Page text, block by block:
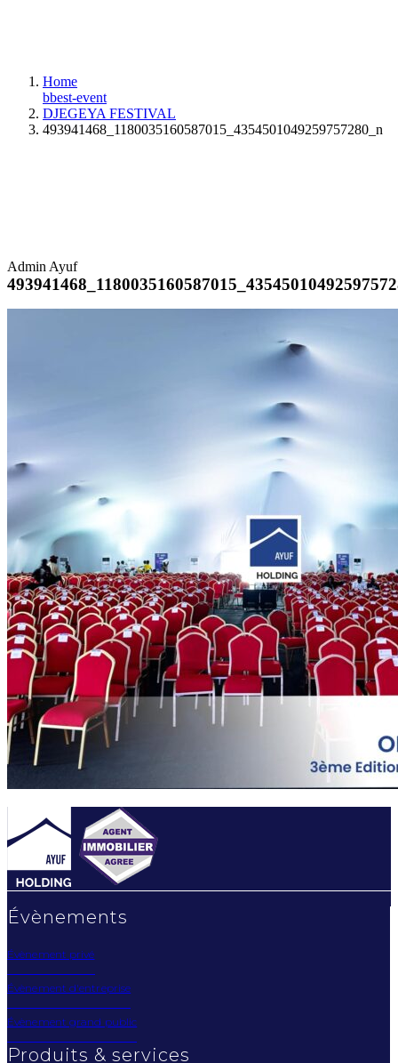
Home
bbest-event
DJEGEYA FESTIVAL
493941468_1180035160587015_4354501049259757280_n
Admin Ayuf
Évènements
Évènement privé
Évènement d'entreprise
Évènement grand public
Produits & services